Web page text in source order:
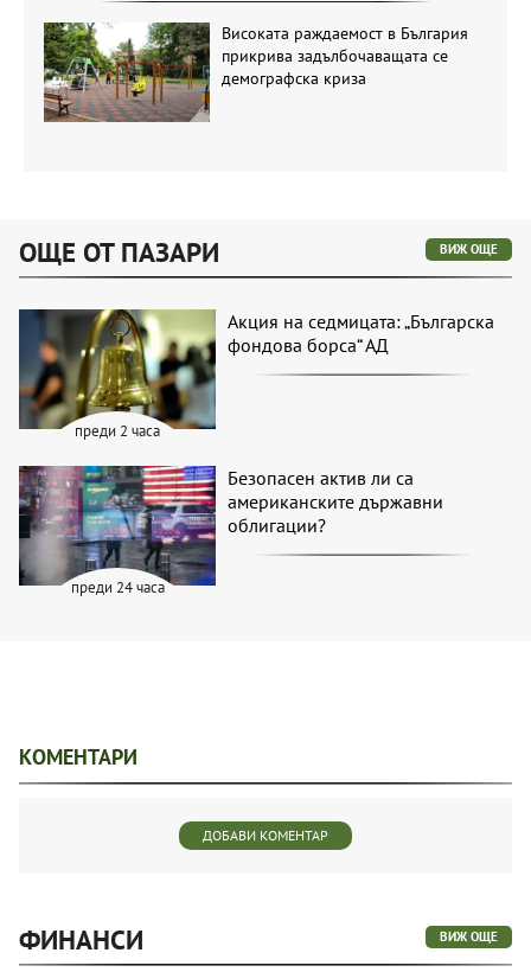
Високата раждаемост в България
прикрива задълбочаващата се
демографска криза
ОЩЕ ОТ ПАЗАРИ ВИЖ ОЩЕ
преди 2 часа
Акция на седмицата: „Българска
фондова борса“ АД
преди 24 часа
Безопасен актив ли са
американските държавни
облигации?
КОМЕНТАРИ
ДОБАВИ КОМЕНТАР
ФИНАНСИ ВИЖ ОЩЕ